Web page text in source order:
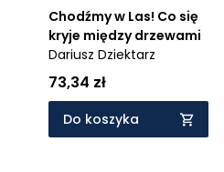
Chodźmy w Las! Co się
kryje między drzewami
Dariusz Dziektarz
73,34 zł
Do koszyka